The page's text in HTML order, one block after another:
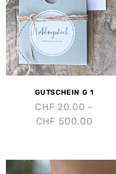
GUTSCHEIN G 1
CHF 20.00 –
CHF 500.00